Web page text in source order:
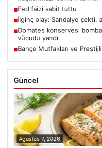
■Fed faizi sabit tuttu
■İlginç olay: Sandalye çekti,
■Domates konservesi
vücudu yandı
■Bahçe Mutfakları ve
Güncel
Ağustos 7, 2026